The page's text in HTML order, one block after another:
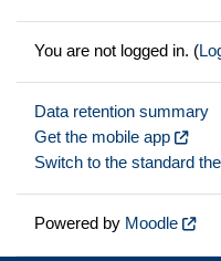
You are not logged in. (
Data retention summary
Get the mobile app
Switch to the standard
Powered by Moodle